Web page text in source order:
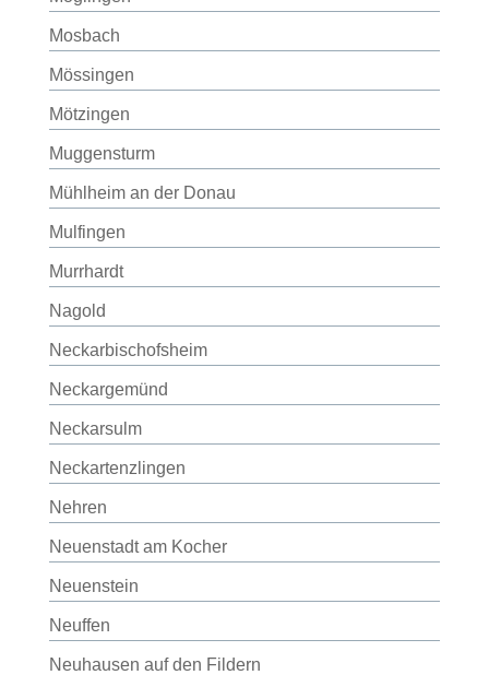
Mosbach
Mössingen
Mötzingen
Muggensturm
Mühlheim an der Donau
Mulfingen
Murrhardt
Nagold
Neckarbischofsheim
Neckargemünd
Neckarsulm
Neckartenzlingen
Nehren
Neuenstadt am Kocher
Neuenstein
Neuffen
Neuhausen auf den Fildern